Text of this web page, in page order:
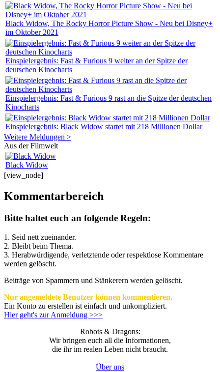
Black Widow, The Rocky Horror Picture Show - Neu bei Disney+
im Oktober 2021
Einspielergebnis: Fast & Furious 9 weiter an der Spitze der
deutschen Kinocharts
Einspielergebnis: Fast & Furious 9 rast an die Spitze der deutschen
Kinocharts
Einspielergebnis: Black Widow startet mit 218 Millionen Dollar
Weitere Meldungen >
Aus der Filmwelt
Black Widow
[view_node]
Kommentarbereich
Bitte haltet euch an folgende Regeln:
1. Seid nett zueinander.
2. Bleibt beim Thema.
3. Herabwürdigende, verletztende oder respektlose Kommentare
werden gelöscht.
Beiträge von Spammern und Stänkerern werden gelöscht.
Nur angemeldete Benutzer können kommentieren.
Ein Konto zu erstellen ist einfach und unkompliziert.
Hier geht's zur Anmeldung >>>
Robots & Dragons:
Wir bringen euch all die Informationen,
die ihr im realen Leben nicht braucht.
Über uns